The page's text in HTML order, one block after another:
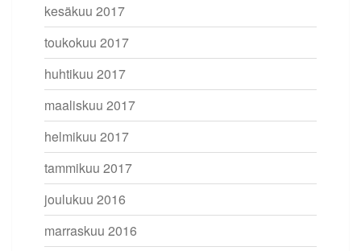
kesäkuu 2017
toukokuu 2017
huhtikuu 2017
maaliskuu 2017
helmikuu 2017
tammikuu 2017
joulukuu 2016
marraskuu 2016